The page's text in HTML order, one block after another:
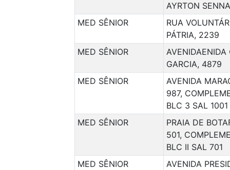
AYRTON
MED SÊNIOR
RUA
PÁTRIA, 2239
MED SÊNIOR
AVENIDAENIDA
GARCIA, 4879
MED SÊNIOR
AVENIDA
987,
BLC 3 SAL 1001
MED SÊNIOR
PRAIA DE
501,
BLC II SAL 701
MED SÊNIOR
AVENIDA